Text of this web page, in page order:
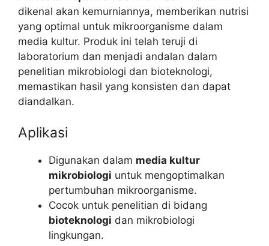
dikenal akan kemurniannya, memberikan nutrisi
yang optimal untuk mikroorganisme dalam
media kultur. Produk ini telah teruji di
laboratorium dan menjadi andalan dalam
penelitian mikrobiologi dan bioteknologi,
memastikan hasil yang konsisten dan dapat
diandalkan.
Aplikasi
Digunakan dalam media kultur
mikrobiologi untuk mengoptimalkan
pertumbuhan mikroorganisme.
Cocok untuk penelitian di bidang
bioteknologi dan mikrobiologi
lingkungan.